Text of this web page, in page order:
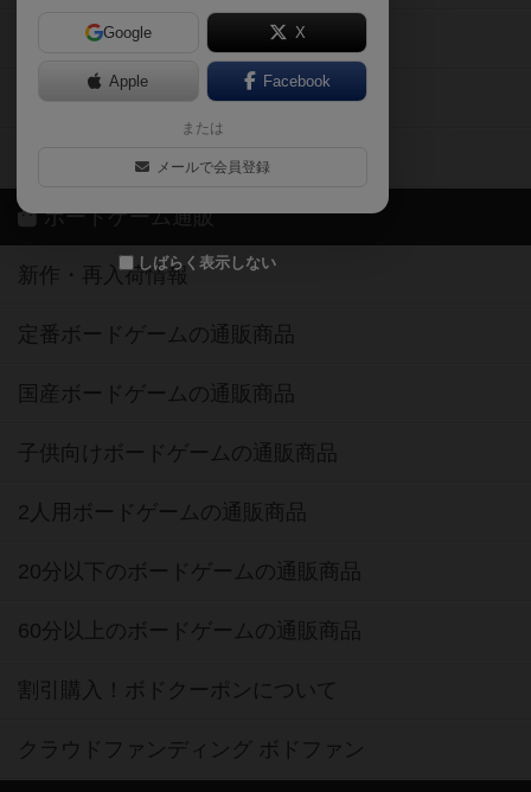
Google X
Apple Facebook
または
メールで会員登録
しばらく表示しない
ボドとも・会員一覧
ボードゲーム業界コラム
ボドゲーマご利用案内
ボードゲーム通販
新作・再入荷情報
定番ボードゲームの通販商品
国産ボードゲームの通販商品
子供向けボードゲームの通販商品
2人用ボードゲームの通販商品
20分以下のボードゲームの通販商品
60分以上のボードゲームの通販商品
割引購入！ボドクーポンについて
クラウドファンディング ボドファン